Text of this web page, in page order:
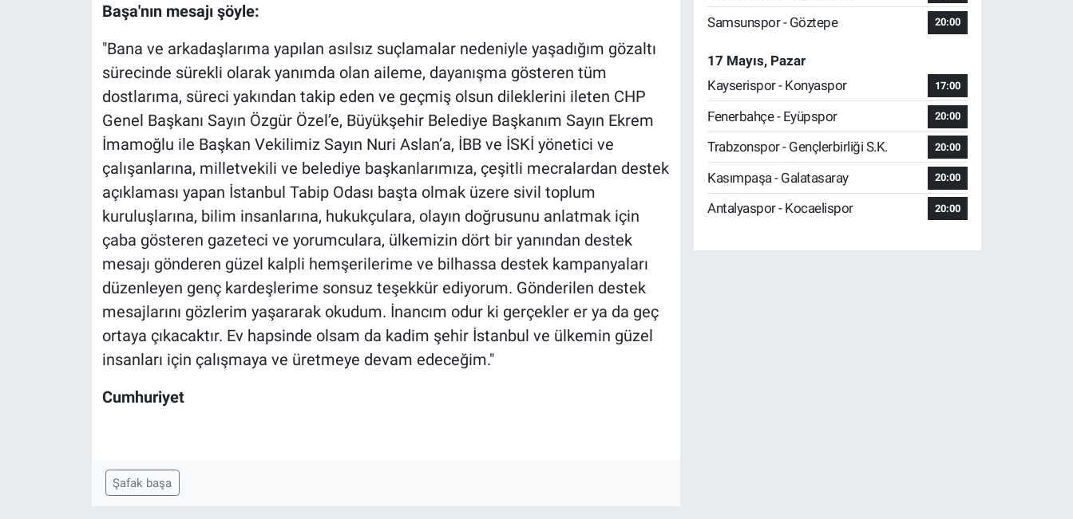
Başa'nın mesajı şöyle:
"Bana ve arkadaşlarıma yapılan asılsız suçlamalar nedeniyle yaşadığım gözaltı
sürecinde sürekli olarak yanımda olan aileme, dayanışma gösteren tüm
dostlarıma, süreci yakından takip eden ve geçmiş olsun dileklerini ileten CHP
Genel Başkanı Sayın Özgür Özel’e, Büyükşehir Belediye Başkanım Sayın Ekrem
İmamoğlu ile Başkan Vekilimiz Sayın Nuri Aslan’a, İBB ve İSKİ yönetici ve
çalışanlarına, milletvekili ve belediye başkanlarımıza, çeşitli mecralardan destek
açıklaması yapan İstanbul Tabip Odası başta olmak üzere sivil toplum
kuruluşlarına, bilim insanlarına, hukukçulara, olayın doğrusunu anlatmak için
çaba gösteren gazeteci ve yorumculara, ülkemizin dört bir yanından destek
mesajı gönderen güzel kalpli hemşerilerime ve bilhassa destek kampanyaları
düzenleyen genç kardeşlerime sonsuz teşekkür ediyorum. Gönderilen destek
mesajlarını gözlerim yaşararak okudum. İnancım odur ki gerçekler er ya da geç
ortaya çıkacaktır. Ev hapsinde olsam da kadim şehir İstanbul ve ülkemin güzel
insanları için çalışmaya ve üretmeye devam edeceğim."
Cumhuriyet
Şafak başa
Samsunspor - Göztepe 20:00
17 Mayıs, Pazar
Kayserispor - Konyaspor
17:00
Fenerbahçe - Eyüpspor 20:00
Trabzonspor - Gençlerbirliği S.K. 20:00
Kasımpaşa - Galatasaray 20:00
Antalyaspor - Kocaelispor 20:00